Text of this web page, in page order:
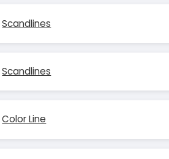
Scandlines
Scandlines
Color Line